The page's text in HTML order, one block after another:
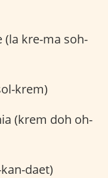
(la kre-ma soh-
krem)
(krem doh oh-
daet)